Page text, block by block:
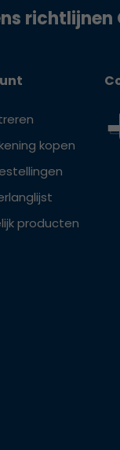
richtlijnen
kopen
producten